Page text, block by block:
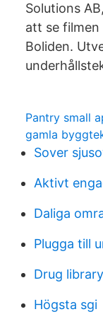
Solutions
att se filmen
Boliden.
Pantry small
gamla
Sover
Aktivt
Daliga
Plugga till
Drug library
Högsta sgi